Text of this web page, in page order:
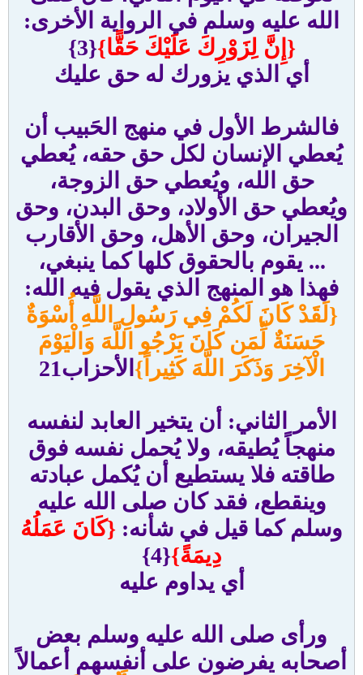
الله عليه وسلم في الرواية الأخرى:
{إِنَّ لِزَوْرِكَ عَلَيْكَ حَقًّا}{3}
أي الذي يزورك له حق عليك
فالشرط الأول في منهج الحَبيب أن
يُعطي الإنسان لكل حق حقه، يُعطي
حق الله، ويُعطي حق الزوجة،
ويُعطي حق الأولاد، وحق البدن، وحق
الجيران، وحق الأهل، وحق الأقارب
... يقوم بالحقوق كلها كما ينبغي،
فهذا هو المنهج الذي يقول فيه الله:
{لَقَدْ كَانَ لَكُمْ فِي رَسُولِ اللَّهِ أُسْوَةٌ
حَسَنَةٌ لِّمَن كَانَ يَرْجُو اللَّهَ وَالْيَوْمَ
الْآخِرَ وَذَكَرَ اللَّهَ كَثِيراً} الأحزاب21
الأمر الثاني: أن يتخير العابد لنفسه
منهجاً يُطيقه، ولا يُحمل نفسه فوق
طاقته فلا يستطيع أن يُكمل عبادته
وينقطع، فقد كان صلى الله عليه
وسلم كما قيل في شأنه: {كَانَ عَمَلُهُ
دِيمَةً}{4}
أي يداوم عليه
ورأى صلى الله عليه وسلم بعض
أصحابه يفرضون على أنفسهم أعمالاً